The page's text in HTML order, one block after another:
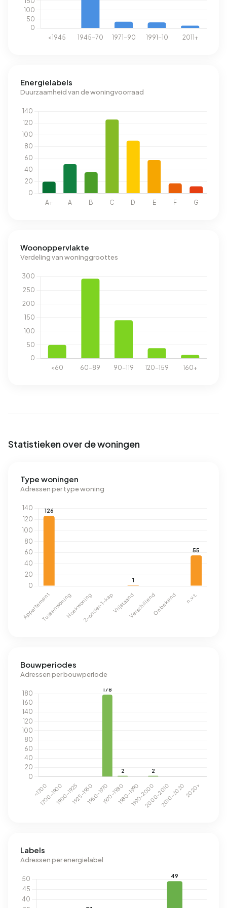
Energielabels
Duurzaamheid van de woningvoorraad
Woonoppervlakte
Verdeling van woninggroottes
Statistieken over de woningen
Type woningen
Adressen per type woning
Bouwperiodes
Adressen per bouwperiode
Labels
Adressen per energielabel